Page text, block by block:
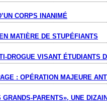
CORPS INANIMÉ
MATIÈRE DE STUPÉFIANTS
DROGUE VISANT ÉTUDIANTS
: OPÉRATION MAJEURE
GRANDS-PARENTS», UNE